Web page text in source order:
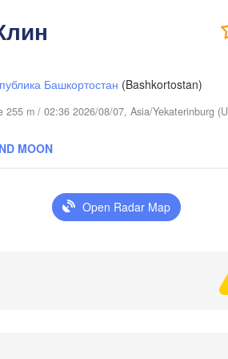
Башкортостан (Bashkortostan)
255 m / 02:36 2026/08/07, Asia/Yekaterinburg
MOON
Open Radar Map